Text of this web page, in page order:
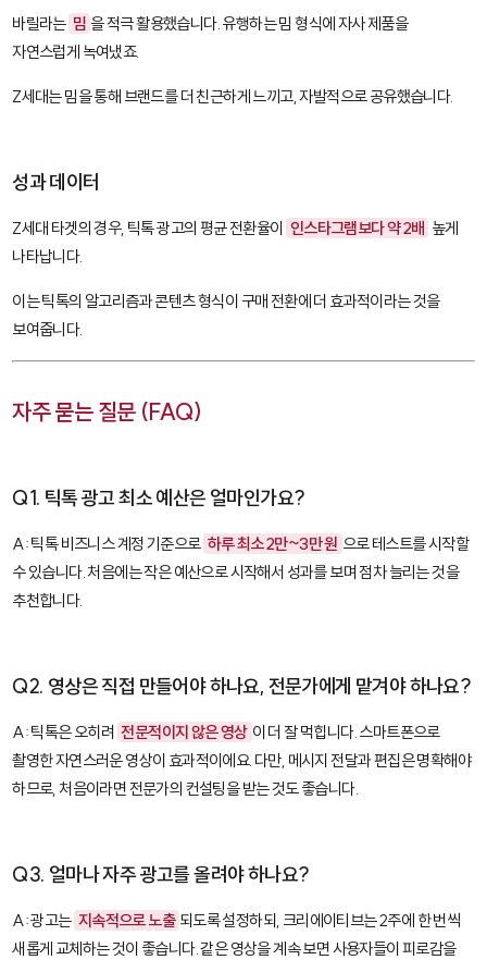
바릴라는 밈 을 적극 활용했습니다. 유행하는 밈 형식에 자사 제품을
자연스럽게 녹여냈죠.
Z세대는 밈을 통해 브랜드를 더 친근하게 느끼고, 자발적으로 공유했습니다.
성과 데이터
Z세대 타겟의 경우, 틱톡 광고의 평균 전환율이 인스타그램보다 약 2배 높게
나타납니다.
이는 틱톡의 알고리즘과 콘텐츠 형식이 구매 전환에 더 효과적이라는 것을
보여줍니다.
자주 묻는 질문 (FAQ)
Q1. 틱톡 광고 최소 예산은 얼마인가요?
A: 틱톡 비즈니스 계정 기준으로 하루 최소 2만~3만 원 으로 테스트를 시작할
수 있습니다. 처음에는 작은 예산으로 시작해서 성과를 보며 점차 늘리는 것을
추천합니다.
Q2. 영상은 직접 만들어야 하나요, 전문가에게 맡겨야 하나요?
A: 틱톡은 오히려 전문적이지 않은 영상 이 더 잘 먹힙니다. 스마트폰으로
촬영한 자연스러운 영상이 효과적이에요. 다만, 메시지 전달과 편집은 명확해야
하므로, 처음이라면 전문가의 컨설팅을 받는 것도 좋습니다.
Q3. 얼마나 자주 광고를 올려야 하나요?
A: 광고는 지속적으로 노출 되도록 설정하되, 크리에이티브는 2주에 한 번씩
새롭게 교체하는 것이 좋습니다. 같은 영상을 계속 보면 사용자들이 피로감을